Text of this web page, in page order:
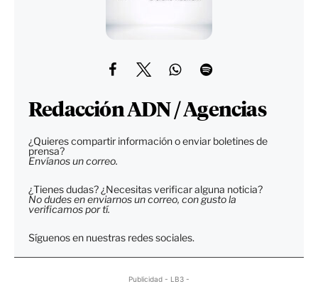
Redacción ADN / Agencias
¿Quieres compartir información o enviar boletines de
prensa?
Envíanos un correo.
¿Tienes dudas? ¿Necesitas verificar alguna noticia?
No dudes en enviarnos un correo, con gusto la
verificamos por tí.
Síguenos en nuestras redes sociales.
Publicidad - LB3 -